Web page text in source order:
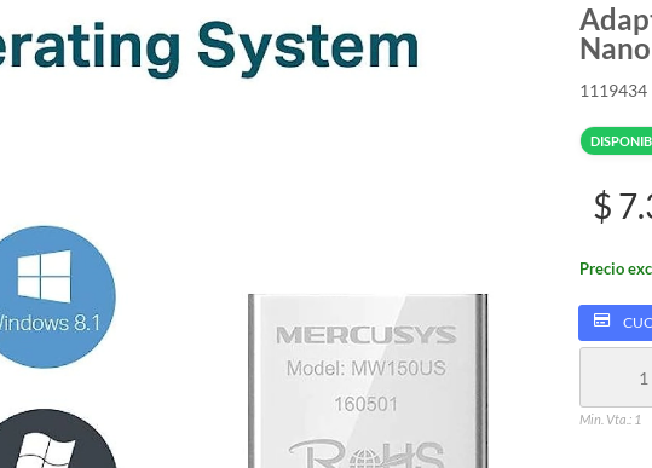
Nano
1119434
$
Precio
Min. Vta.: 1